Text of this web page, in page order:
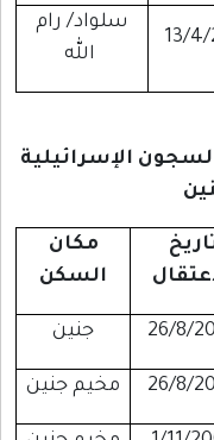
13/4/
سلواد/ رام
الإسرائيلية
مكان
السكن
26/8/ جنين
26/8/ مخيم جنين